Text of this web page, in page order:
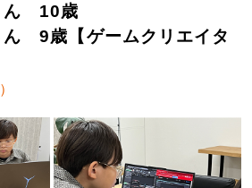
ん 10歳
9歳【ゲームクリエイタ